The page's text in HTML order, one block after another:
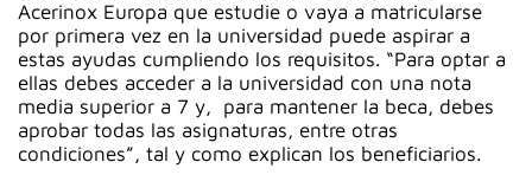
Acerinox Europa que estudie o vaya a matricularse
por primera vez en la universidad puede aspirar a
estas ayudas cumpliendo los requisitos. “Para optar a
ellas debes acceder a la universidad con una nota
media superior a 7 y, para mantener la beca, debes
aprobar todas las asignaturas, entre otras
condiciones”, tal y como explican los beneficiarios.